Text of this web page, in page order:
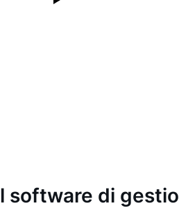
software di